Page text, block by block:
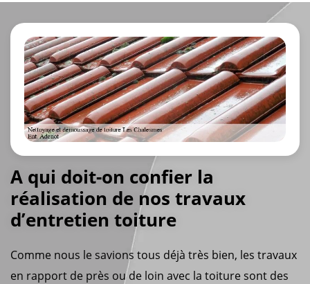
A qui doit-on confier la
réalisation de nos travaux
d’entretien toiture
Comme nous le savions tous déjà très bien, les travaux
en rapport de près ou de loin avec la toiture sont des